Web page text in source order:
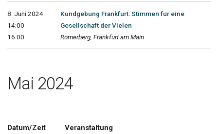
8. Juni 2024
14:00 -
16:00
Kundgebung Frankfurt: Stimmen für eine
Gesellschaft der Vielen
Römerberg, Frankfurt am Main
Mai 2024
Datum/Zeit Veranstaltung